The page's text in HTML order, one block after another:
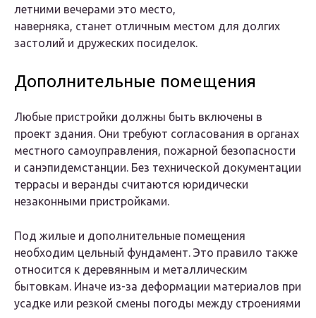
летними вечерами это место,
наверняка, станет отличным местом для долгих
застолий и дружеских посиделок.
Дополнительные помещения
Любые пристройки должны быть включены в
проект здания. Они требуют согласования в органах
местного самоуправления, пожарной безопасности
и санэпидемстанции. Без технической документации
террасы и веранды считаются юридически
незаконными пристройками.
Под жилые и дополнительные помещения
необходим цельный фундамент. Это правило также
относится к деревянным и металлическим
бытовкам. Иначе из-за деформации материалов при
усадке или резкой смены погоды между строениями